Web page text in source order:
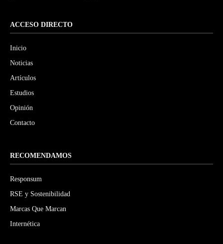
ACCESO DIRECTO
Inicio
Noticias
Artículos
Estudios
Opinión
Contacto
RECOMENDAMOS
Responsum
RSE y Sostenibilidad
Marcas Que Marcan
Internética